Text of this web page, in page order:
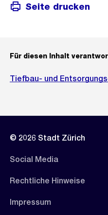
Seite drucken
Für diesen Inhalt
Tiefbau- und
© 2026 Stadt Zürich
Social Media
Rechtliche Hinweise
Impressum